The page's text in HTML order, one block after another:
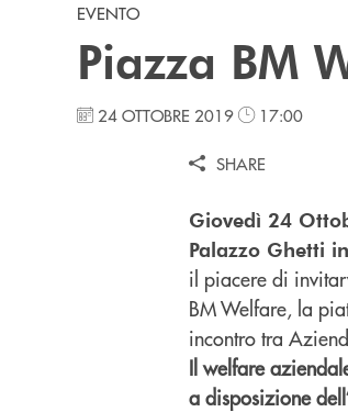
EVENTO
Piazza BM
24 OTTOBRE 2019 17:00
SHARE
Giovedì 24
Palazzo Ghetti
il piacere di
BM Welfare, la
incontro tra
Il welfare
a disposizione